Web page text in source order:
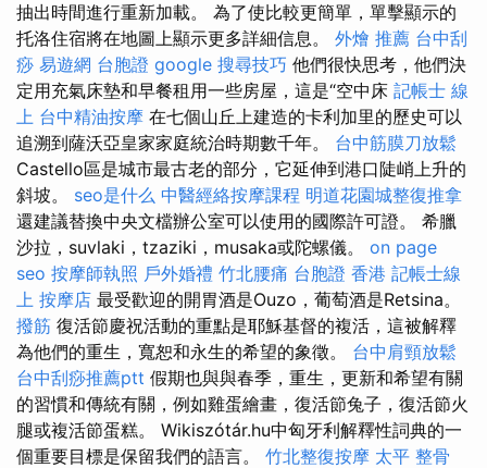
抽出時間進行重新加載。 為了使比較更簡單，單擊顯示的
托洛住宿將在地圖上顯示更多詳細信息。 外燴 推薦 台中刮
痧 易遊網 台胞證 google 搜尋技巧 他們很快思考，他們決
定用充氣床墊和早餐租用一些房屋，這是“空中床 記帳士 線
上 台中精油按摩 在七個山丘上建造的卡利加里的歷史可以
追溯到薩沃亞皇家家庭統治時期數千年。 台中筋膜刀放鬆
Castello區是城市最古老的部分，它延伸到港口陡峭上升的
斜坡。 seo是什么 中醫經絡按摩課程 明道花園城整復推拿
還建議替換中央文檔辦公室可以使用的國際許可證。 希臘
沙拉，suvlaki，tzaziki，musaka或陀螺儀。 on page
seo 按摩師執照 戶外婚禮 竹北腰痛 台胞證 香港 記帳士線
上 按摩店 最受歡迎的開胃酒是Ouzo，葡萄酒是Retsina。
撥筋 復活節慶祝活動的重點是耶穌基督的複活，這被解釋
為他們的重生，寬恕和永生的希望的象徵。 台中肩頸放鬆
台中刮痧推薦ptt 假期也與與春季，重生，更新和希望有關
的習慣和傳統有關，例如雞蛋繪畫，復活節兔子，復活節火
腿或複活節蛋糕。 Wikiszótár.hu中匈牙利解釋性詞典的一
個重要目標是保留我們的語言。 竹北整復按摩 太平 整骨